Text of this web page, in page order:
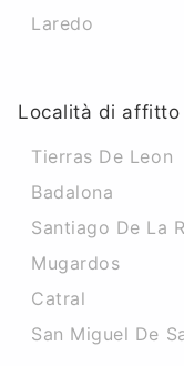
Laredo
Località di affitto
Tierras De Leon
Badalona
Santiago De La
Mugardos
Catral
San Miguel De